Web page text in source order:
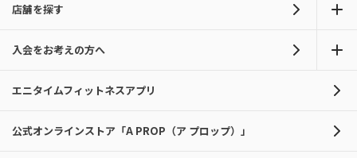
店舗を探す
入会をお考えの方へ
エニタイムフィットネスアプリ
公式オンラインストア「A PROP（ア プロップ）」